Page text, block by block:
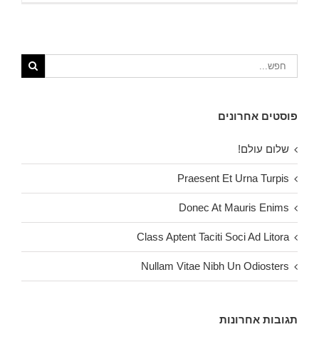
פוסטים אחרונים
שלום עולם!
Praesent Et Urna Turpis
Donec At Mauris Enims
Class Aptent Taciti Soci Ad Litora
Nullam Vitae Nibh Un Odiosters
תגובות אחרונות